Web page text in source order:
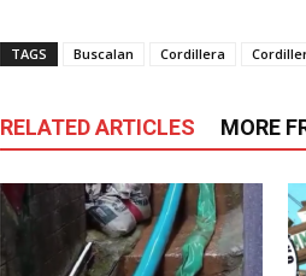
TAGS Buscalan Cordillera
RELATED ARTICLES MORE